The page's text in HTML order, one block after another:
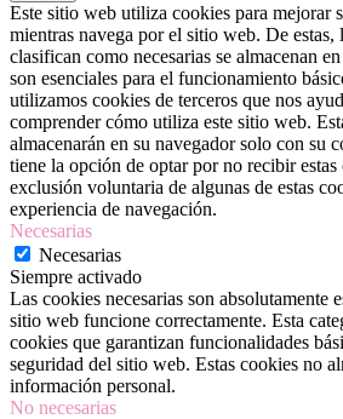
Este sitio web utiliza cookies para mejorar
mientras navega por el sitio web. De estas,
clasifican como necesarias se almacenan
son esenciales para el funcionamiento
utilizamos cookies de terceros que nos
comprender cómo utiliza este sitio web.
almacenarán en su navegador solo con su
tiene la opción de optar por no recibir estas
exclusión voluntaria de algunas de estas
experiencia de navegación.
Necesarias
Necesarias
Siempre activado
Las cookies necesarias son absolutamente
sitio web funcione correctamente. Esta
cookies que garantizan funcionalidades
seguridad del sitio web. Estas cookies no
información personal.
No necesarias